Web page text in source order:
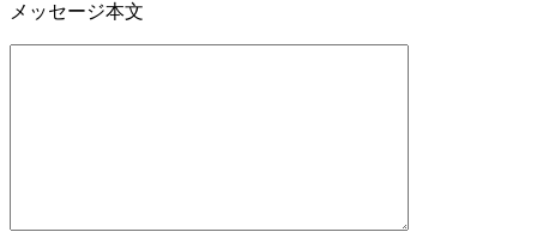
メッセージ本文